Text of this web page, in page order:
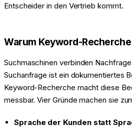
Entscheider in den Vertrieb kommt.
Warum Keyword-
Suchmaschinen verbinden
Suchanfrage ist ein dokumentiertes
Keyword-Recherche macht diese
messbar. Vier Gründe machen sie
Sprache der Kunden statt